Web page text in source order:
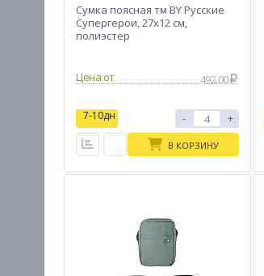
Сумка поясная тм BY Русские
Супергерои, 27x12 см,
полиэстер
Цена от 492.00
7-10дн - +
В КОРЗИНУ